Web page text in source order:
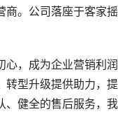
商。公司落座于客家
，成为企业营销利
转型升级提供助力，
健全的售后服务，